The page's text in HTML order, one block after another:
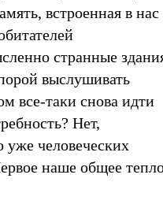
встроенная в нас
странные
выслушивать
все-таки снова идти
Нет,
человеческих
наше общее